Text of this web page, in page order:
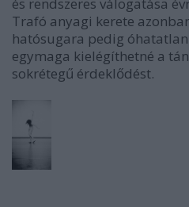
Trafó anyagi kerete
hatósugara pedig
egymaga kielégíthetné a
sokrétegű érdeklődést.